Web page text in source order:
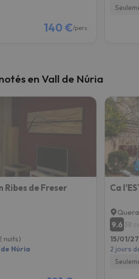
140 €/pers.
en Vall de Núria
de Freser
nuits)
Núria
Ca
9.6 38
15/01/
2 jours